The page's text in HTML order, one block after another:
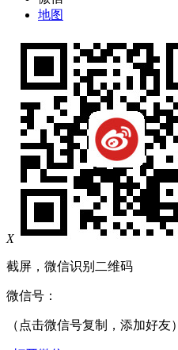
地图
X
截屏，微信识别二维码
微信号：
（点击微信号复制，添加好友）